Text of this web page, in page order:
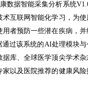
数据智能采集分析系统
互联网智能化学习，为使
者预防一些潜在疾病，并
过该系统的AI处理模块与
库、全球医学顶尖学术杂
以及医院推荐的健康风险